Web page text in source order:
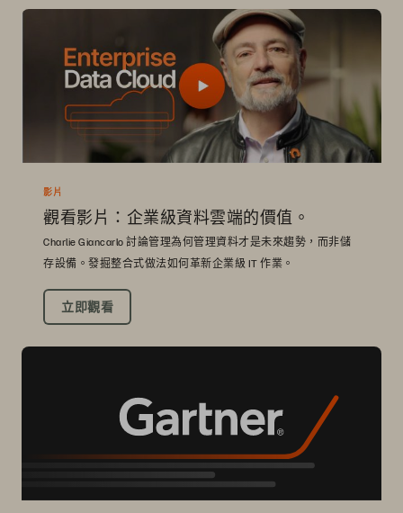
影片
觀看影片：企業級資料雲端的價值。
Charlie Giancarlo 討論管理為何管理資料才是未來趨勢，而非儲
存設備。發掘整合式做法如何革新企業級 IT 作業。
立即觀看